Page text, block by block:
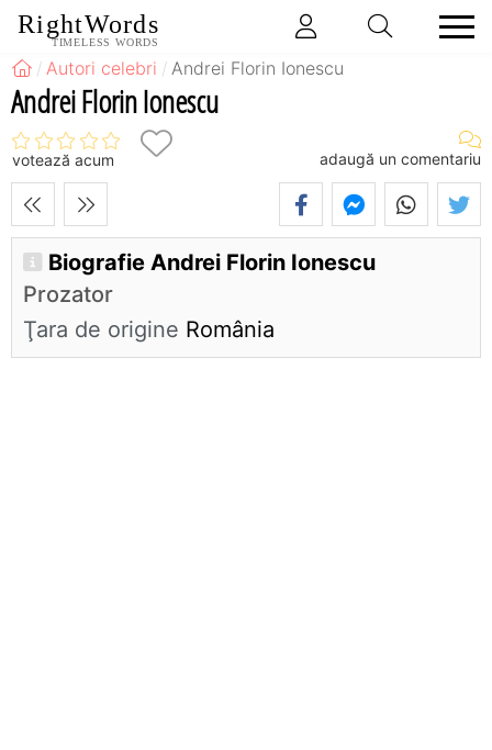
RightWords
TIMELESS WORDS
Autori celebri Andrei Florin Ionescu
Andrei Florin Ionescu
votează acum adaugă un comentariu
Biografie Andrei Florin Ionescu
Prozator
Ţara de origine România